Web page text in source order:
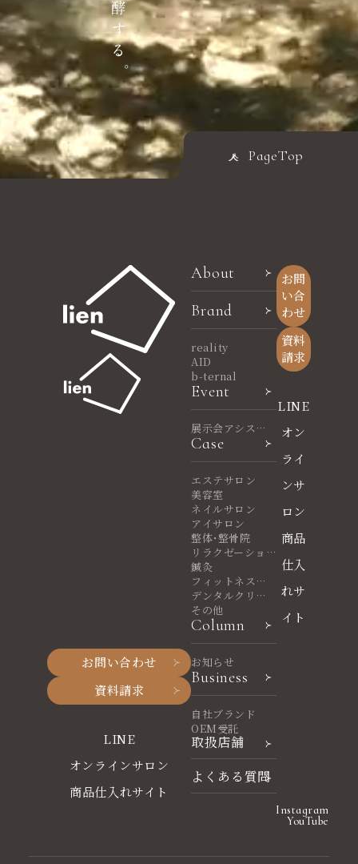
PageTop
お問い合わせ
資料請求
LINE
オンラインサロン
商品仕入れサイト
About
Brand
reality
AID
b-ternal
Event
展示会アシスタ
ント
Case
エステサロン
美容室
ネイルサロン
アイサロン
整体・整骨院
リラクゼーショ
ンサロン
鍼灸
フィットネスヨ
ガ
デンタルクリニ
ック
その他
Column
お知らせ
Business
自社ブランド
OEM受託
取扱店舗
よくある質問
お問
い合
わせ
資料
請求
LINE
オン
ライ
ンサ
ロン
商品
仕入
れサ
イト
Instagram
YouTube